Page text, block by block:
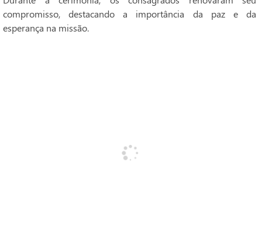
compromisso, destacando a importância da paz e da
esperança na missão.